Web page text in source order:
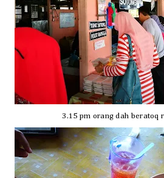
3.15 pm orang dah beratoq